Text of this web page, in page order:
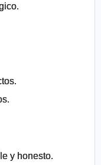
y honesto.